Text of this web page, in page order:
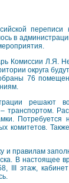
в
Комиссии Л.Я.
округа
76
решают
транспортом.
Потребуется
комитетов.
и правилам
В настоящее
III этаж,